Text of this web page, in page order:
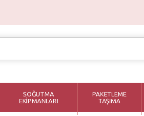
SOĞUTMA
EKİPMANLARI
PAKETLEME
TAŞIMA